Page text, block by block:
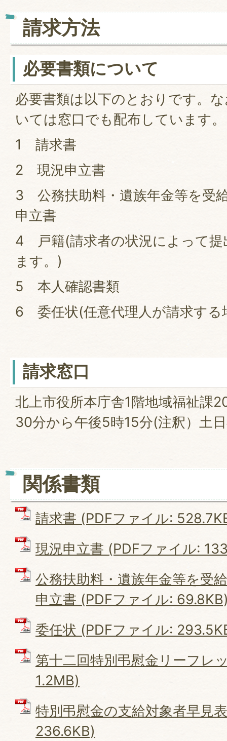
請求方法
必要書類について
必要書類は以下のとおりです。
いては窓口でも配布しています。
1 請求書
2 現況申立書
3 公務扶助料・遺族年金等を受
申立書
4 戸籍(請求者の状況によって提
ます。)
5 本人確認書類
6 委任状(任意代理人が請求する
請求窓口
北上市役所本庁舎1階地域福祉
30分から午後5時15分(注釈）土
関係書類
請求書 (PDFファイル:
現況申立書 (PDFファイル:
公務扶助料・遺族年金等を受
申立書 (PDFファイル:
委任状 (PDFファイル:
第十二回特別弔慰金リーフレ
1.2MB)
特別弔慰金の支給対象者早見
236.6KB)